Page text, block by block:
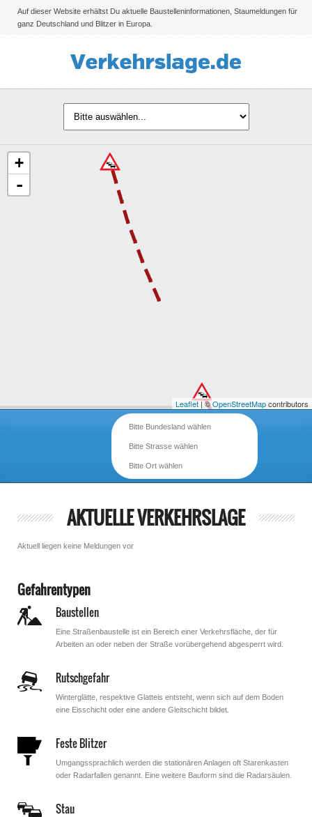
Auf dieser Website erhältst Du aktuelle Baustelleninformationen, Staumeldungen für
ganz Deutschland und Blitzer in Europa.
+
-
Leaflet| ©OpenStreetMapcontributors
Bitte Bundesland wählen
Bitte Strasse wählen
Bitte Ort wählen
AKTUELLE VERKEHRSLAGE
Aktuell liegen keine Meldungen vor
Gefahrentypen
Baustellen
Eine Straßenbaustelle ist ein Bereich einer Verkehrsfläche, der für
Arbeiten an oder neben der Straße vorübergehend abgesperrt wird.
Rutschgefahr
Winterglätte, respektive Glatteis entsteht, wenn sich auf dem Boden
eine Eisschicht oder eine andere Gleitschicht bildet.
Feste Blitzer
Umgangssprachlich werden die stationären Anlagen oft Starenkasten
oder Radarfallen genannt. Eine weitere Bauform sind die Radarsäulen.
Stau
×